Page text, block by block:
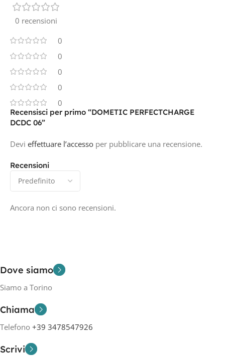
0 recensioni
0
0
0
0
0
Recensioni
Ancora non ci sono recensioni.
Recensisci per primo “DOMETIC PERFECTCHARGE
DCDC 06”
Devi effettuare l’accesso per pubblicare una recensione.
Dove siamo
Siamo a Torino
Chiama
Telefono +39 3478547926
Scrivi